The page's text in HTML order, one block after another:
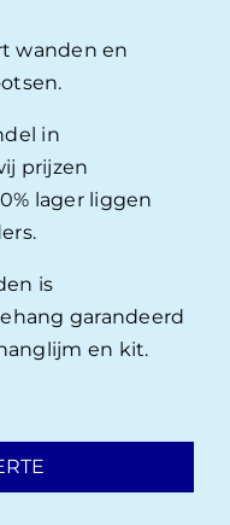
wanden en
in
prijzen
lager liggen
is
garandeerd
en kit.